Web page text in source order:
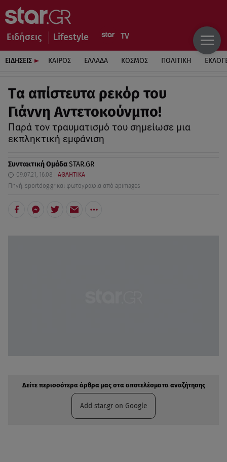
Ειδήσεις Lifestyle
ΕΙΔΗΣΕΙΣ ΚΑΙΡΟΣ ΕΛΛΑΔΑ ΚΟΣΜΟΣ ΠΟΛΙΤΙΚΗ
Tα απίστευτα ρεκόρ του
Γιάννη Αντετοκούνμπο!
Παρά τον τραυματισμό του σημείωσε μια
εκπληκτική εμφάνιση
Συντακτική ΟμάδαSTAR.GR
09.07.21, 16:08
ΑΘΛΗΤΙΚΑ
Πηγή: sportdog.gr και φωτογραφία από apimages
Δείτε περισσότερα άρθρα μας στα αποτελέσματα αναζήτησης
Add star.gr on Google